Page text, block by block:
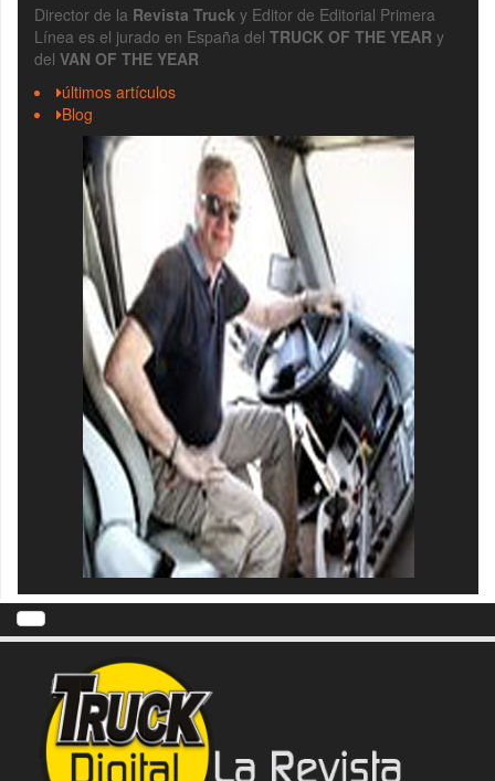
Director de la Revista Truck y Editor de Editorial Primera
Línea es el jurado en España del TRUCK OF THE YEAR y
del VAN OF THE YEAR
últimos artículos
Blog